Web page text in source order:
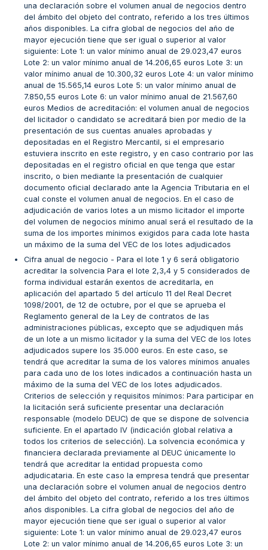
una declaración sobre el volumen anual de negocios dentro
del ámbito del objeto del contrato, referido a los tres últimos
años disponibles. La cifra global de negocios del año de
mayor ejecución tiene que ser igual o superior al valor
siguiente: Lote 1: un valor mínimo anual de 29.023,47 euros
Lote 2: un valor mínimo anual de 14.206,65 euros Lote 3: un
valor mínimo anual de 10.300,32 euros Lote 4: un valor mínimo
anual de 15.565,14 euros Lote 5: un valor mínimo anual de
7.850,55 euros Lote 6: un valor mínimo anual de 21.567,60
euros Medios de acreditación: el volumen anual de negocios
del licitador o candidato se acreditará bien por medio de la
presentación de sus cuentas anuales aprobadas y
depositadas en el Registro Mercantil, si el empresario
estuviera inscrito en este registro, y en caso contrario por las
depositadas en el registro oficial en que tenga que estar
inscrito, o bien mediante la presentación de cualquier
documento oficial declarado ante la Agencia Tributaria en el
cual conste el volumen anual de negocios. En el caso de
adjudicación de varios lotes a un mismo licitador el importe
del volumen de negocios mínimo anual será el resultado de la
suma de los importes mínimos exigidos para cada lote hasta
un máximo de la suma del VEC de los lotes adjudicados
Cifra anual de negocio - Para el lote 1 y 6 será obligatorio
acreditar la solvencia Para el lote 2,3,4 y 5 considerados de
forma individual estarán exentos de acreditarla, en
aplicación del apartado 5 del artículo 11 del Real Decret
1098/2001, de 12 de octubre, por el que se aprueba el
Reglamento general de la Ley de contratos de las
administraciones públicas, excepto que se adjudiquen más
de un lote a un mismo licitador y la suma del VEC de los lotes
adjudicados supere los 35.000 euros. En este caso, se
tendrá que acreditar la suma de los valores mínimos anuales
para cada uno de los lotes indicados a continuación hasta un
máximo de la suma del VEC de los lotes adjudicados.
Criterios de selección y requisitos mínimos: Para participar en
la licitación será suficiente presentar una declaración
responsable (modelo DEUC) de que se dispone de solvencia
suficiente. En el apartado IV (indicación global relativa a
todos los criterios de selección). La solvencia económica y
financiera declarada previamente al DEUC únicamente lo
tendrá que acreditar la entidad propuesta como
adjudicataria. En este caso la empresa tendrá que presentar
una declaración sobre el volumen anual de negocios dentro
del ámbito del objeto del contrato, referido a los tres últimos
años disponibles. La cifra global de negocios del año de
mayor ejecución tiene que ser igual o superior al valor
siguiente: Lote 1: un valor mínimo anual de 29.023,47 euros
Lote 2: un valor mínimo anual de 14.206,65 euros Lote 3: un